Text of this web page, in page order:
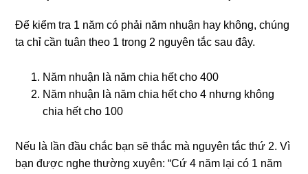
Để kiểm tra 1 năm có phải năm nhuận hay không, chúng
ta chỉ cần tuân theo 1 trong 2 nguyên tắc sau đây.
Năm nhuận là năm chia hết cho 400
Năm nhuận là năm chia hết cho 4 nhưng không
chia hết cho 100
Nếu là lần đầu chắc bạn sẽ thắc mà nguyên tắc thứ 2. Vì
bạn được nghe thường xuyên: “Cứ 4 năm lại có 1 năm